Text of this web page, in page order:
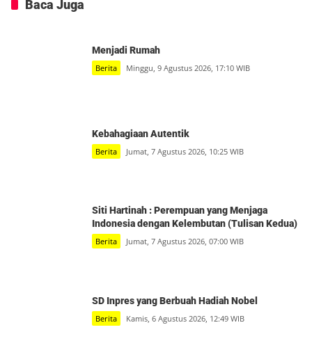
Baca Juga
Menjadi Rumah
Berita Minggu, 9 Agustus 2026, 17:10 WIB
Kebahagiaan Autentik
Berita Jumat, 7 Agustus 2026, 10:25 WIB
Siti Hartinah : Perempuan yang Menjaga
Indonesia dengan Kelembutan (Tulisan Kedua)
Berita Jumat, 7 Agustus 2026, 07:00 WIB
SD Inpres yang Berbuah Hadiah Nobel
Berita Kamis, 6 Agustus 2026, 12:49 WIB